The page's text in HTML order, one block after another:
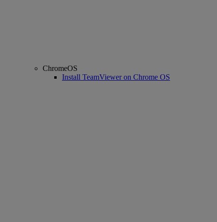
ChromeOS
Install TeamViewer on Chrome OS